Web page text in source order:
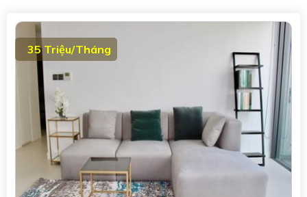
35 Triệu/Tháng